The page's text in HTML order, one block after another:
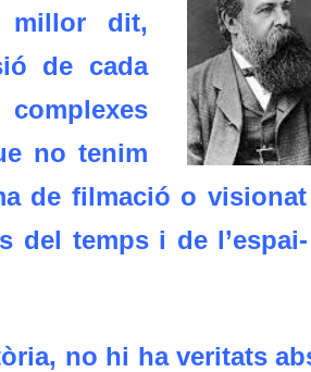
millor dit,
de cada
no tenim
de filmació o
del temps i de
no hi ha veritats